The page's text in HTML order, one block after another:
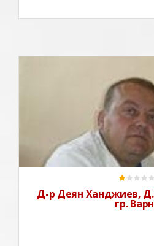
Д-р Деян Ханджиев, Д.М. е
неврохирургия.Практикува
град Варна.Приема
Клементина" в град Варна и
Р ДЕЯН ДИМИТРОВ
РЕПУБЛИКАНСКИ КО
Д-р Деян Ханджиев,
гр.